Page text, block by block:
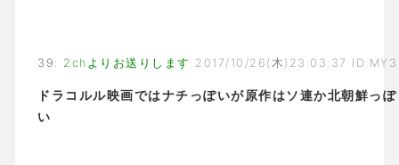
39 : 2chよりお送りします 2017/10/26(木)23:03:37 ID:MY3
ドラコルル映画ではナチっぽいが原作はソ連か北朝鮮っぽ
い